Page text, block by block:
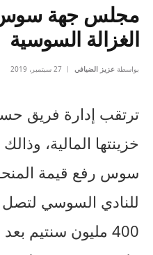
مجلس جهة سوس
الغزالة السوسية
بواسطة عزيز الضيافي 27 سبتمبر، 2019
ترتقب إدارة فريق
خزينتها المالية،
سوس رفع قيمة
للنادي السوسي لتصل